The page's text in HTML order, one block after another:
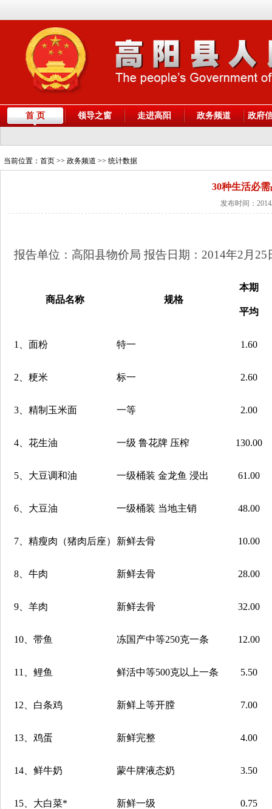
首 页 领导之窗 走进高阳 政务频道 政府
当前位置： 首页 >> 政务频道 >> 统计数据
30种生活必
发布时间：
报告单位：高阳县物价局 报告日期： 2014年2 月 25
商品名称 规格
本期
平均
1 、面粉 特一 1.60
2 、粳米 标一 2.60
3 、精制玉米面 一等 2.00
4 、花生油 一级 鲁花牌 压榨 130.00
5 、大豆调和油 一级桶装 金龙鱼 浸出 61.00
6 、大豆油 一级桶装 当地主销 48.00
7 、精瘦肉（猪肉后座） 新鲜去骨 10.00
8 、牛肉 新鲜去骨 28.00
9 、羊肉 新鲜去骨 32.00
10 、带鱼 冻国产中等250克一条 12.00
11 、鲤鱼 鲜活中等500克以上一条 5.50
12 、白条鸡 新鲜上等开膛 7.00
13 、鸡蛋 新鲜完整 4.00
14 、鲜牛奶 蒙牛牌液态奶 3.50
15 、大白菜* 新鲜一级 0.75